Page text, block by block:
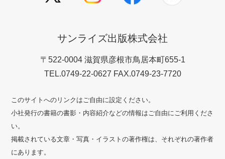
サンライズ出版株式会社
〒522-0004 滋賀県彦根市鳥居本町655-1
TEL.0749-22-0627 FAX.0749-23-7720
このサイトへのリンクはご自由に設定ください。
小社発行の書籍の書影・内容紹介などの情報はご自由にご利用くださ
い。
掲載されている文章・写真・イラストの著作権は、それぞれの著作者
にあります。